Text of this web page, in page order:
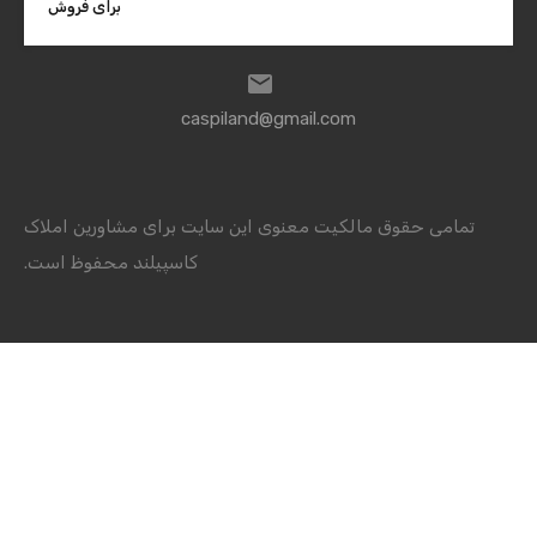
برای فروش
caspiland@gmail.com
تمامی حقوق مالکیت معنوی این ‌سایت برای مشاورین املاک
کاسپیلند محفوظ است.